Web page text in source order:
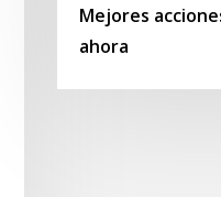
Mejores
ahora